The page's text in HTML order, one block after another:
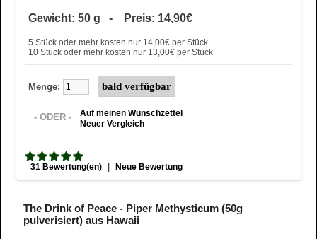
Gewicht: 50 g - Preis: 14,90€
5 Stück oder mehr kosten nur 14,00€ per Stück
10 Stück oder mehr kosten nur 13,00€ per Stück
Menge:
- ODER -
Auf meinen Wunschzettel
Neuer Vergleich
31 Bewertung(en) | Neue Bewertung
The Drink of Peace - Piper Methysticum (50g
pulverisiert) aus Hawaii